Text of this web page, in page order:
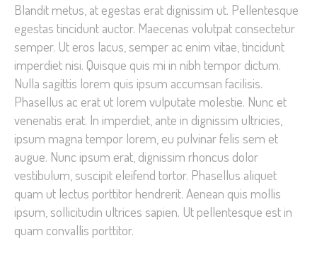
Blandit metus, at egestas erat dignissim ut. Pellentesque
egestas tincidunt auctor. Maecenas volutpat consectetur
semper. Ut eros lacus, semper ac enim vitae, tincidunt
imperdiet nisi. Quisque quis mi in nibh tempor dictum.
Nulla sagittis lorem quis ipsum accumsan facilisis.
Phasellus ac erat ut lorem vulputate molestie. Nunc et
venenatis erat. In imperdiet, ante in dignissim ultricies,
ipsum magna tempor lorem, eu pulvinar felis sem et
augue. Nunc ipsum erat, dignissim rhoncus dolor
vestibulum, suscipit eleifend tortor. Phasellus aliquet
quam ut lectus porttitor hendrerit. Aenean quis mollis
ipsum, sollicitudin ultrices sapien. Ut pellentesque est in
quam convallis porttitor.